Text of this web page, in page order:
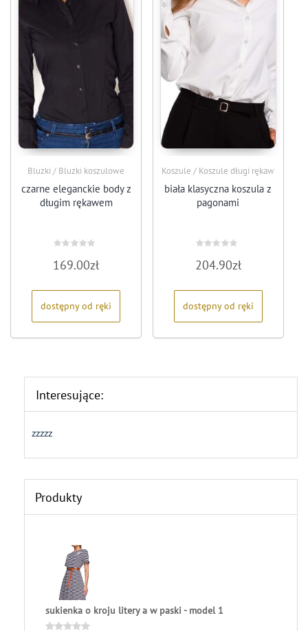
Bluzki / Bluzki koszulowe
czarne eleganckie body z
długim rękawem
0
na
169.00zł
dostępny od ręki
Koszule / Koszule długi rękaw
biała klasyczna koszula z
pagonami
0
na
204.90zł
dostępny od ręki
Interesujące:
zzzzz
Produkty
sukienka o kroju litery a w paski - model 1